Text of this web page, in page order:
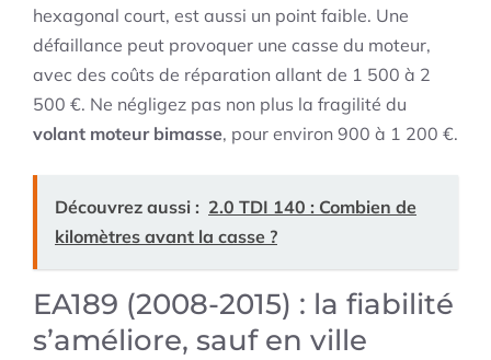
hexagonal court, est aussi un point faible. Une
défaillance peut provoquer une casse du moteur,
avec des coûts de réparation allant de 1 500 à 2
500 €. Ne négligez pas non plus la fragilité du
volant moteur bimasse, pour environ 900 à 1 200 €.
Découvrez aussi : 2.0 TDI 140 : Combien de
kilomètres avant la casse ?
EA189 (2008-2015) : la fiabilité
s’améliore, sauf en ville